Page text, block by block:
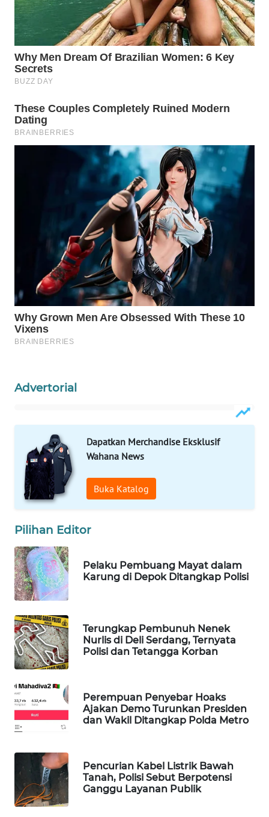
Advertorial
Dapatkan Merchandise Eksklusif
Wahana News
Buka Katalog
Pilihan Editor
Pelaku Pembuang Mayat dalam
Karung di Depok Ditangkap Polisi
Terungkap Pembunuh Nenek
Nurlis di Deli Serdang, Ternyata
Polisi dan Tetangga Korban
Perempuan Penyebar Hoaks
Ajakan Demo Turunkan Presiden
dan Wakil Ditangkap Polda Metro
Pencurian Kabel Listrik Bawah
Tanah, Polisi Sebut Berpotensi
Ganggu Layanan Publik
Wahana
Media
Group
WAHANA
NEWS
WAHANA
TANI
INFRASTRUKTUR
WAHANA
KONSUMEN
WAHANA
LISTRIK
WAHANA
WAHANA
WAHANANEWS
ID
WAHANANEWS
CO ID
NET
WAHANA
SPORT
UMKM
WAHANA
SELEB
PERSONA
OTOMOTIF
WAHANA
HEALTH